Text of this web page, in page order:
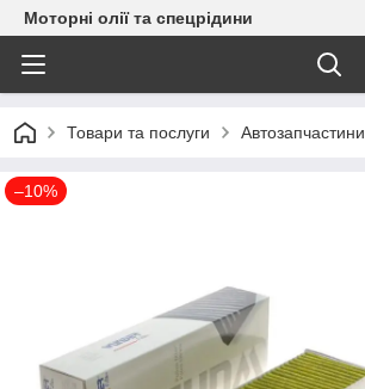
Моторні олії та спецрідини
Товари та послуги Автозапчастини
–10%